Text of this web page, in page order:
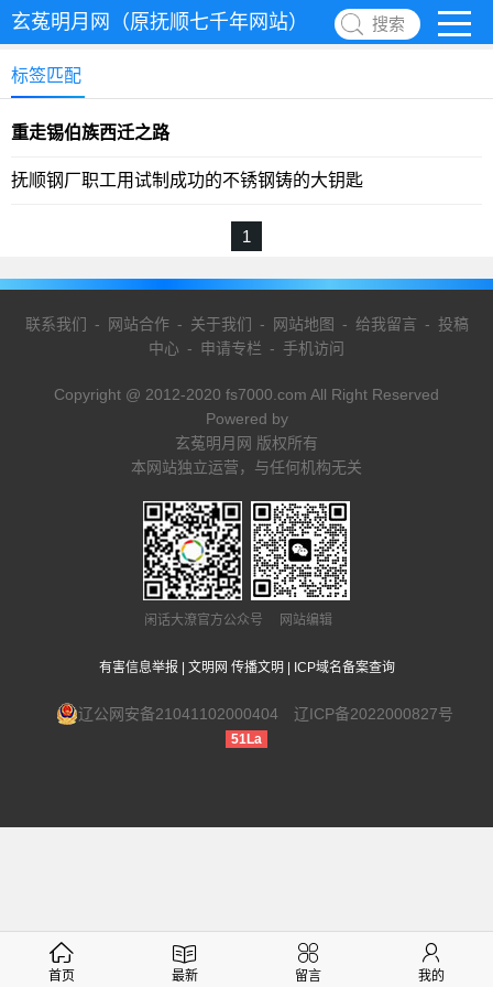
玄菟明月网（原抚顺七千年网站） 搜索
标签匹配
重走锡伯族西迁之路
抚顺钢厂职工用试制成功的不锈钢铸的大钥匙
1
联系我们 - 网站合作- 关于我们 - 网站地图 - 给我留言 - 投稿
中心 - 申请专栏 - 手机访问
Copyright @ 2012-2020 fs7000.com All Right Reserved
Powered by
玄菟明月网 版权所有
本网站独立运营，与任何机构无关
闲话大潦官方公众号 网站编辑
有害信息举报 文明网 传播文明 ICP域名备案查询
辽公网安备21041102000404 辽ICP备2022000827号
51La
首页 最新 留言 我的